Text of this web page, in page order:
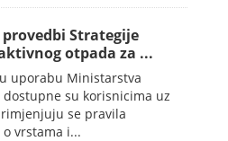
provedbi Strategije
otpada za ...
uporabu Ministarstva
su korisnicima uz
se pravila
vrstama i...